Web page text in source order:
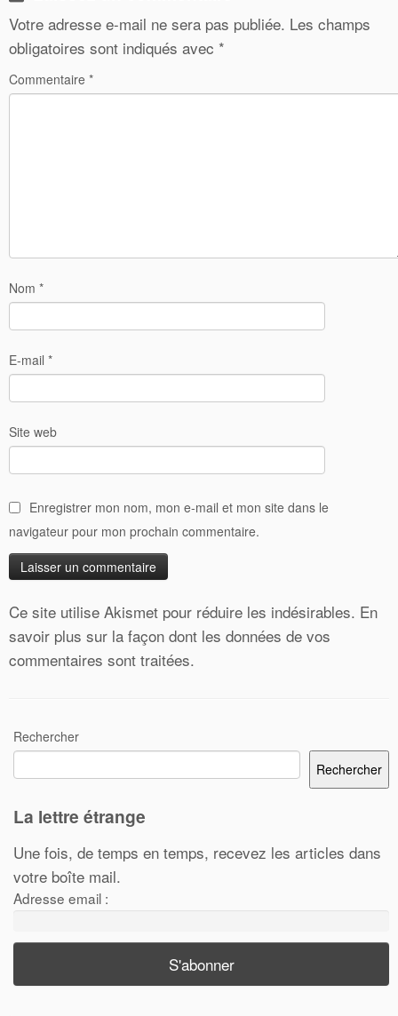
Votre adresse e-mail ne sera pas publiée. Les champs
obligatoires sont indiqués avec *
Commentaire *
Nom *
E-mail *
Site web
Enregistrer mon nom, mon e-mail et mon site dans le
navigateur pour mon prochain commentaire.
Ce site utilise Akismet pour réduire les indésirables. En
savoir plus sur la façon dont les données de vos
commentaires sont traitées.
Rechercher
Rechercher
La lettre étrange
Une fois, de temps en temps, recevez les articles dans
votre boîte mail.
Adresse email :